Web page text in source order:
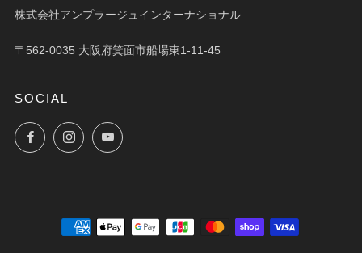
株式会社アンプラージュインターナショナル
〒562-0035 大阪府箕面市船場東1-11-45
SOCIAL
FacebookInstagramYouTube